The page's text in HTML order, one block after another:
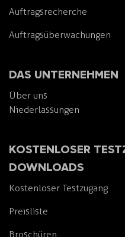
Auftragsrecherche
Auftragsüberwachungen
DAS UNTERNEHMEN
Über uns
Niederlassungen
KOSTENLOSER
DOWNLOADS
Kostenloser Testzugang
Preisliste
Broschüren